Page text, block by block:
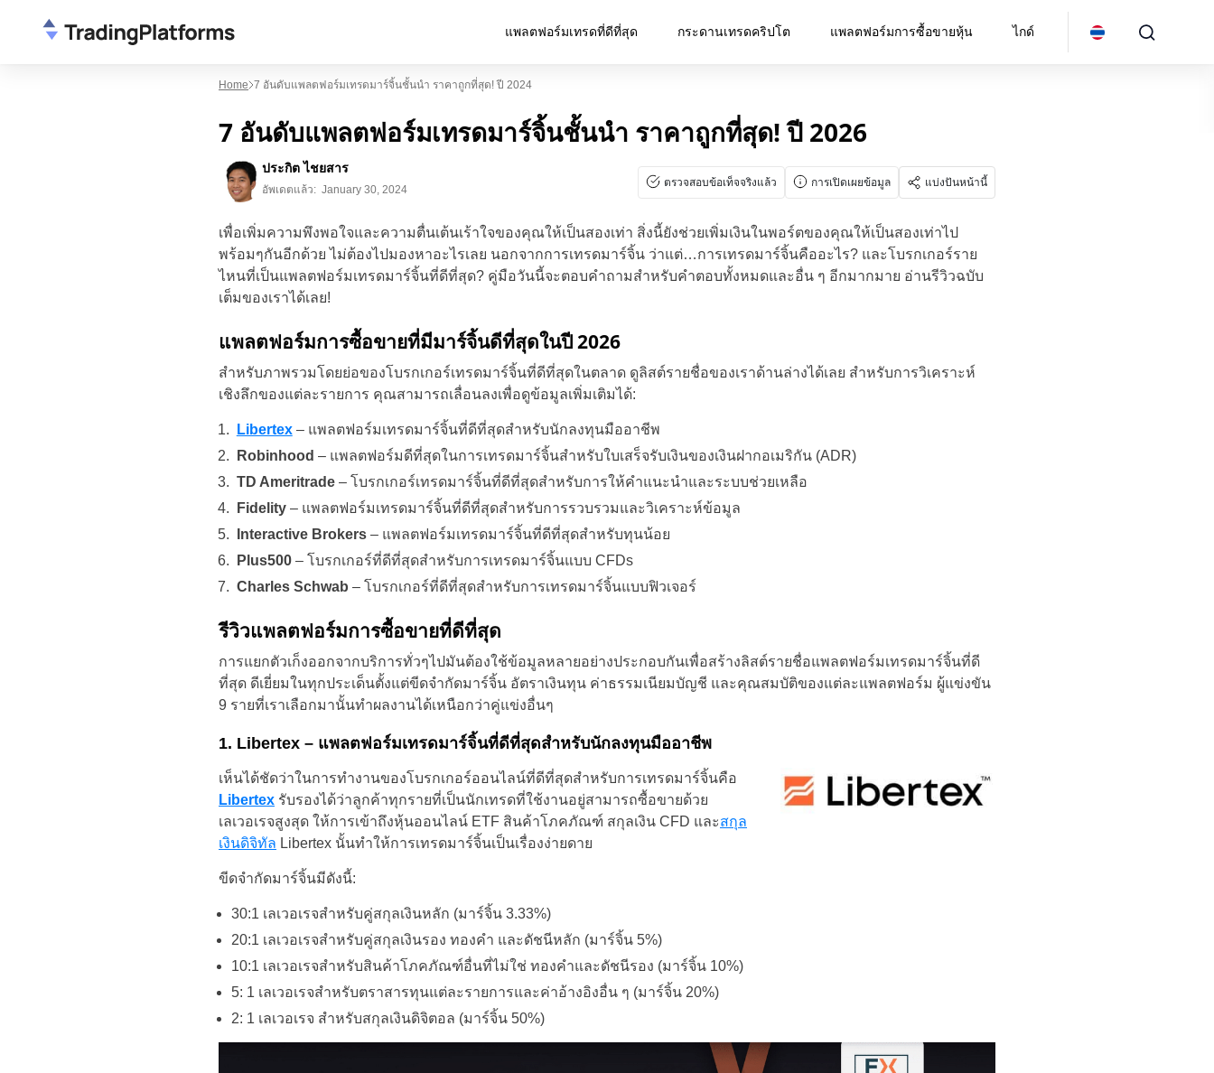
แพลตฟอร์มเทรดที่ดีที่สุด กระดานเทรดคริปโต แพลตฟอร์มการซื้อขายหุ้น ไกด์
Home 7 อันดับแพลตฟอร์มเทรดมาร์จิ้นชั้นนำ ราคาถูกที่สุด! ปี 2024
7 อันดับแพลตฟอร์มเทรดมาร์จิ้นชั้นนำ ราคาถูกที่สุด! ปี 2026
ประกิต ไชยสาร
อัพเดตแล้ว: January 30, 2024
ตรวจสอบข้อเท็จจริงแล้ว การเปิดเผยข้อมูล แบ่งปันหน้านี้
เพื่อเพิ่มความพึงพอใจและความตื่นเต้นเร้าใจของคุณให้เป็นสองเท่า สิ่งนี้ยังช่วยเพิ่มเงินในพอร์ตของคุณให้เป็นสองเท่าไป
พร้อมๆกันอีกด้วย ไม่ต้องไปมองหาอะไรเลย นอกจากการเทรดมาร์จิ้น ว่าแต่…การเทรดมาร์จิ้นคืออะไร? และโบรกเกอร์ราย
ไหนที่เป็นแพลตฟอร์มเทรดมาร์จิ้นที่ดีที่สุด? คู่มือวันนี้จะตอบคำถามสำหรับคำตอบทั้งหมดและอื่น ๆ อีกมากมาย อ่านรีวิวฉบับ
เต็มของเราได้เลย!
แพลตฟอร์มการซื้อขายที่มีมาร์จิ้นดีที่สุดในปี 2026
สำหรับภาพรวมโดยย่อของโบรกเกอร์เทรดมาร์จิ้นที่ดีที่สุดในตลาด ดูลิสต์รายชื่อของเราด้านล่างได้เลย สำหรับการวิเคราะห์
เชิงลึกของแต่ละรายการ คุณสามารถเลื่อนลงเพื่อดูข้อมูลเพิ่มเติมได้:
Libertex– แพลตฟอร์มเทรดมาร์จิ้นที่ดีที่สุดสำหรับนักลงทุนมืออาชีพ
Robinhood – แพลตฟอร์มดีที่สุดในการเทรดมาร์จิ้นสำหรับใบเสร็จรับเงินของเงินฝากอเมริกัน (ADR)
TD Ameritrade– โบรกเกอร์เทรดมาร์จิ้นที่ดีที่สุดสำหรับการให้คำแนะนำและระบบช่วยเหลือ
Fidelity– แพลตฟอร์มเทรดมาร์จิ้นที่ดีที่สุดสำหรับการรวบรวมและวิเคราะห์ข้อมูล
Interactive Brokers– แพลตฟอร์มเทรดมาร์จิ้นที่ดีที่สุดสำหรับทุนน้อย
Plus500– โบรกเกอร์ที่ดีที่สุดสำหรับการเทรดมาร์จิ้นแบบ CFDs
Charles Schwab – โบรกเกอร์ที่ดีที่สุดสำหรับการเทรดมาร์จิ้นแบบฟิวเจอร์
รีวิวแพลตฟอร์มการซื้อขายที่ดีที่สุด
การแยกตัวเก็งออกจากบริการทั่วๆไปมันต้องใช้ข้อมูลหลายอย่างประกอบกันเพื่อสร้างลิสต์รายชื่อแพลตฟอร์มเทรดมาร์จิ้นที่ดี
ที่สุด ดีเยี่ยมในทุกประเด็นตั้งแต่ขีดจำกัดมาร์จิ้น อัตราเงินทุน ค่าธรรมเนียมบัญชี และคุณสมบัติของแต่ละแพลตฟอร์ม ผู้แข่งขัน
9 รายที่เราเลือกมานั้นทำผลงานได้เหนือกว่าคู่แข่งอื่นๆ
1. Libertex – แพลตฟอร์มเทรดมาร์จิ้นที่ดีที่สุดสำหรับนักลงทุนมืออาชีพ
เห็นได้ชัดว่าในการทำงานของโบรกเกอร์ออนไลน์ที่ดีที่สุดสำหรับการเทรดมาร์จิ้นคือ
Libertex รับรองได้ว่าลูกค้าทุกรายที่เป็นนักเทรดที่ใช้งานอยู่สามารถซื้อขายด้วย
เลเวอเรจสูงสุด ให้การเข้าถึงหุ้นออนไลน์ ETF สินค้าโภคภัณฑ์ สกุลเงิน CFD และสกุล
เงินดิจิทัล Libertex นั้นทำให้การเทรดมาร์จิ้นเป็นเรื่องง่ายดาย
ขีดจำกัดมาร์จิ้นมีดังนี้:
30:1 เลเวอเรจสำหรับคู่สกุลเงินหลัก (มาร์จิ้น 3.33%)
20:1 เลเวอเรจสำหรับคู่สกุลเงินรอง ทองคำ และดัชนีหลัก (มาร์จิ้น 5%)
10:1 เลเวอเรจสำหรับสินค้าโภคภัณฑ์อื่นที่ไม่ใช่ ทองคำและดัชนีรอง (มาร์จิ้น 10%)
5: 1 เลเวอเรจสำหรับตราสารทุนแต่ละรายการและค่าอ้างอิงอื่น ๆ (มาร์จิ้น 20%)
2: 1 เลเวอเรจ สำหรับสกุลเงินดิจิตอล (มาร์จิ้น 50%)